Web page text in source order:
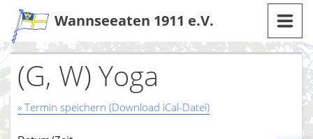
Zum
Inhalt
Wannseeaten 1911 e.V.
(G, W) Yoga
» Termin speichern (Download iCal-Datei)